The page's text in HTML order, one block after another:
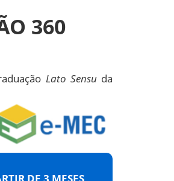
360
Lato Sensuda